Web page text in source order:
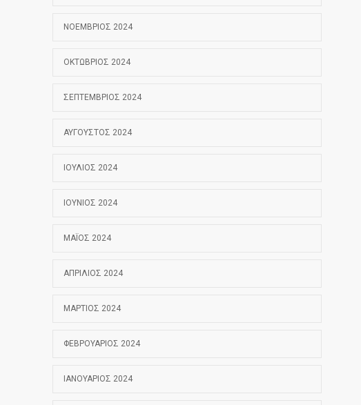
ΝΟΈΜΒΡΙΟΣ 2024
ΟΚΤΏΒΡΙΟΣ 2024
ΣΕΠΤΈΜΒΡΙΟΣ 2024
ΑΎΓΟΥΣΤΟΣ 2024
ΙΟΎΛΙΟΣ 2024
ΙΟΎΝΙΟΣ 2024
ΜΆΙΟΣ 2024
ΑΠΡΊΛΙΟΣ 2024
ΜΆΡΤΙΟΣ 2024
ΦΕΒΡΟΥΆΡΙΟΣ 2024
ΙΑΝΟΥΆΡΙΟΣ 2024